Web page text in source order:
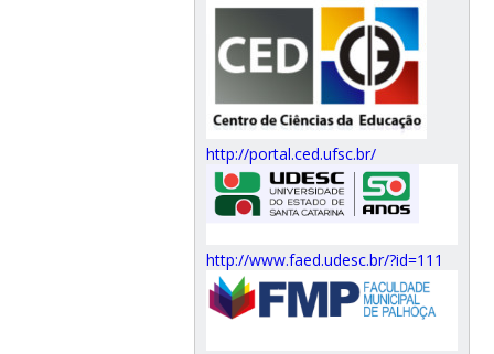
http://portal.ced.ufsc.br/
http://www.faed.udesc.br/?id=111